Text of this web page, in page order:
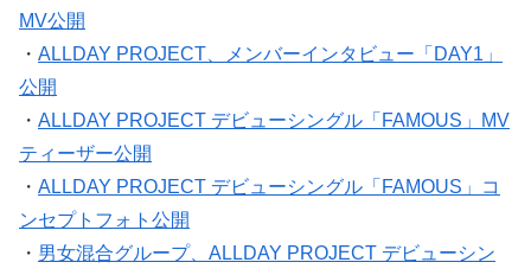
MV公開
・ ALLDAY PROJECT、メンバーインタビュー「DAY1」
公開
・ ALLDAY PROJECT デビューシングル「FAMOUS」MV
ティーザー公開
・ ALLDAY PROJECT デビューシングル「FAMOUS」コ
ンセプトフォト公開
・ 男女混合グループ、ALLDAY PROJECT デビューシン